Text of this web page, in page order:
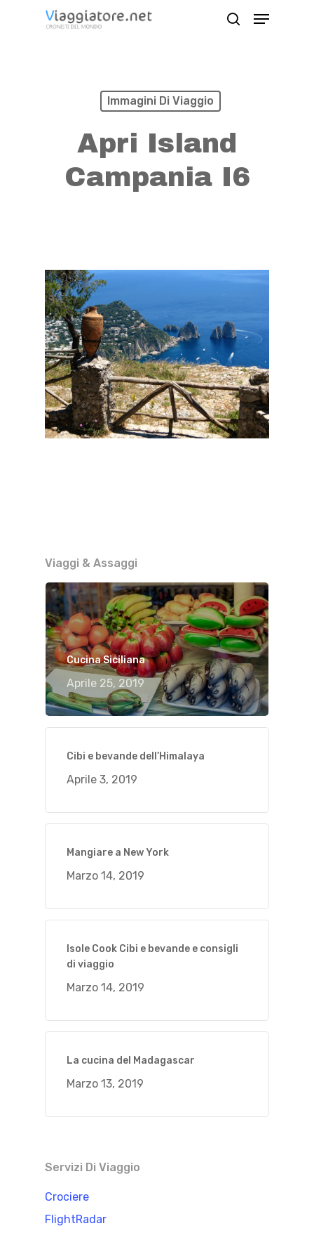
Menu
Immagini Di Viaggio
Apri Island
Campania I6
Viaggi & Assaggi
Cucina Siciliana
Aprile 25, 2019
Cibi e bevande dell’Himalaya
Aprile 3, 2019
Mangiare a New York
Marzo 14, 2019
Isole Cook Cibi e bevande e consigli
di viaggio
Marzo 14, 2019
La cucina del Madagascar
Marzo 13, 2019
Servizi Di Viaggio
Crociere
FlightRadar